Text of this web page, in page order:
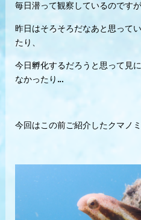
毎日潜って観察しているのですが
昨日はそろそろだなあと思って
たり、
今日孵化するだろうと思って見
なかったり…
今回はこの前ご紹介したクマノ